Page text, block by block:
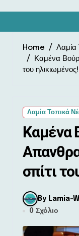
Home
Λαμία
Καμένα
του ηλικιωμένος!
Λαμία Τοπικά
Καμένα
σπίτι
By Lamia-
0 Σχόλιο